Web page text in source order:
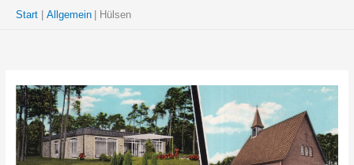
Start Allgemein Hülsen